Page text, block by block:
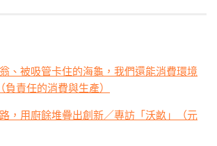
、被吸管卡住的海龜，我們還能消費環境
責任的消費與生產）
，用廚餘堆疊出創新／專訪「沃畝」（元